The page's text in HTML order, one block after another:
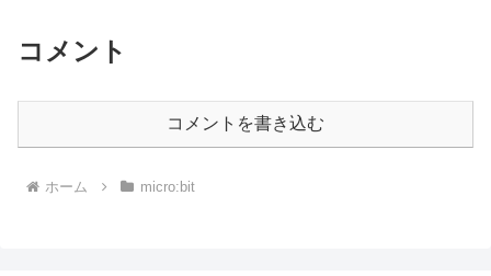
コメント
コメントを書き込む
ホーム micro:bit